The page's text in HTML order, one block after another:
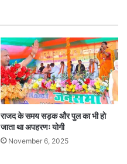
राजद के समय सड़क और पुल का भी हो
जाता था अपहरणः योगी
November 6, 2025